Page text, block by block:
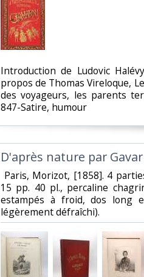
‎Introduction de Ludovic
propos de Thomas Vireloque,
des voyageurs, les parents
847-Satire, humour‎
‎D'après nature par
Paris, Morizot, [1858]. 4
15 pp. 40 pl., percaline
estampés à froid, dos long
légèrement défraîchi). ‎